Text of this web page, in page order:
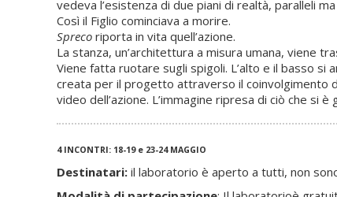
vedeva l’esistenza di due piani di realtà, paralleli
Così il Figlio cominciava a morire.
Spreco riporta in vita quell’azione.
La stanza, un’architettura a misura umana, viene
Viene fatta ruotare sugli spigoli. L’alto e il basso si
creata per il progetto attraverso il coinvolgimento
video dell’azione. L’immagine ripresa di ciò che si è
4 INCONTRI: 18-19 e 23-24 MAGGIO
Destinatari: il laboratorio è aperto a tutti, non